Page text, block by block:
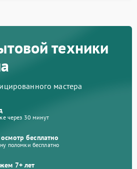
техники
мастера
через 30 минут
бесплатно
поломки бесплатно
7+ лет